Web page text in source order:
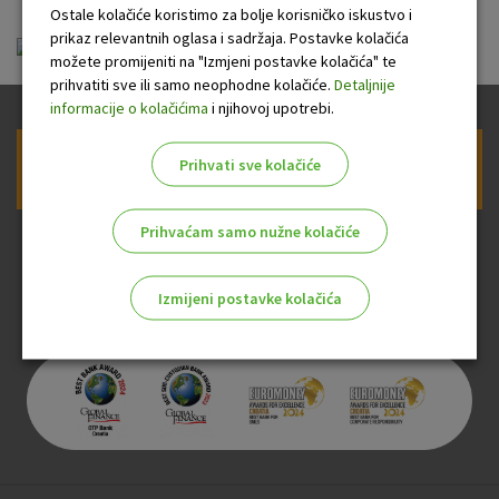
ou-visa-gold_20130810.pdf
Prijava na newsletter OTP banke
Ostale kolačiće koristimo za bolje korisničko iskustvo i
prikaz relevantnih oglasa i sadržaja. Postavke kolačića
možete promijeniti na "Izmjeni postavke kolačića" te
prihvatiti sve ili samo neophodne kolačiće. Detaljnije
informacije o kolačićima i njihovoj upotrebi.
Prihvati sve kolačiće
Prihvaćam samo nužne kolačiće
Izmijeni postavke kolačića